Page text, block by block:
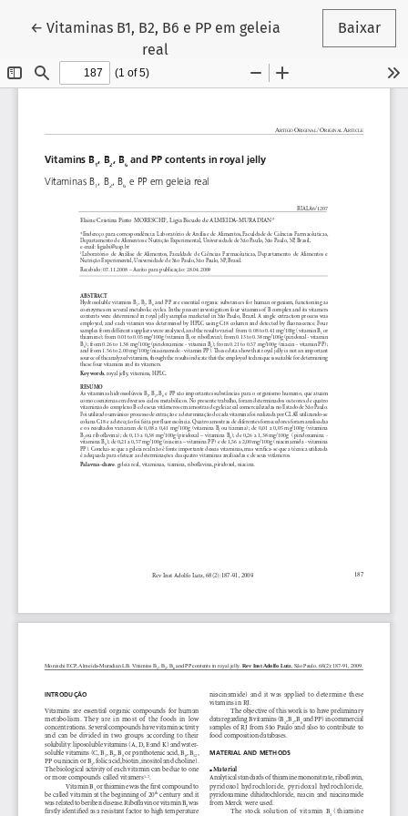
← Voltar aos Detalhes do Artigo
Vitaminas B1, B2, B6 e PP em geleia
real
Baixar